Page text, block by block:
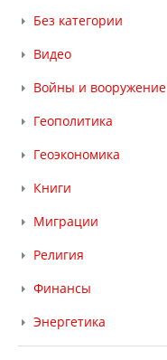
Без категории
Видео
Войны и вооружение
Геополитика
Геоэкономика
Книги
Миграции
Религия
Финансы
Энергетика